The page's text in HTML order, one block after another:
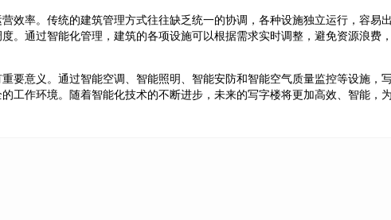
效率。传统的建筑管理方式往往缺乏统一的协调，各种设施独立运行，容易
。通过智能化管理，建筑的各项设施可以根据需求实时调整，避免资源浪费
要意义。通过智能空调、智能照明、智能安防和智能空气质量监控等设施，
工作环境。随着智能化技术的不断进步，未来的写字楼将更加高效、智能，